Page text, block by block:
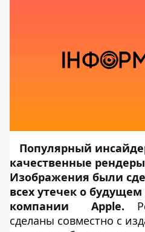
Популярный
качественные рендеры
Изображения были
всех утечек о
компании
Apple.
сделаны совместно с